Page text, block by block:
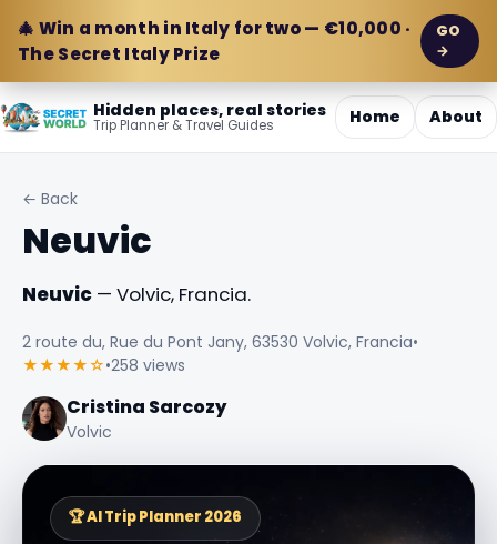
🎄 Win a month in Italy for two — €10,000 ·
The Secret Italy Prize
GO
→
Hidden places, real stories
Trip Planner & Travel Guides Home About
← Back
Neuvic
Neuvic — Volvic, Francia.
2 route du, Rue du Pont Jany, 63530 Volvic, Francia•
★★★★☆•258 views
Cristina Sarcozy
Volvic
🏆 AI Trip Planner 2026